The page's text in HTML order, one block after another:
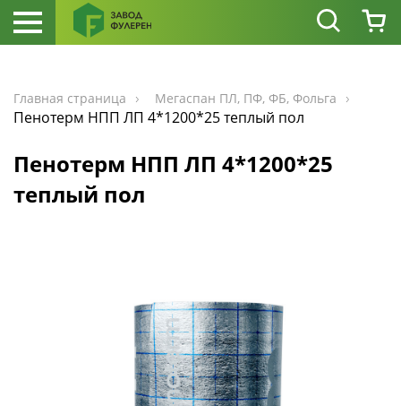
Главная страница Мегаспан ПЛ, ПФ, ФБ, Фольга
Пенотерм НПП ЛП 4*1200*25 теплый пол
Пенотерм НПП ЛП 4*1200*25
теплый пол